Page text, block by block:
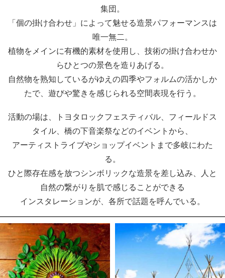
集団。
「個の掛け合わせ」によって魅せる造景パフォーマンスは
唯一無二。
植物をメインに有機的素材を使用し、技術の掛け合わせか
らひとつの景色を造りあげる。
自然物を熟知しているがゆえの四季やフォルムの活かしか
たで、遊びや驚きを感じられる空間表現を行う。
活動の場は、トヨタロックフェスティバル、フィールドス
タイル、橋の下音楽祭などのイベントから、
アーティストライブやショップイベントまで多岐にわた
る。
ひと際存在感を放つシンボリックな造景を差し込み、人と
自然の繋がりを肌で感じることができる
インスタレーションが、各所で話題を呼んでいる。